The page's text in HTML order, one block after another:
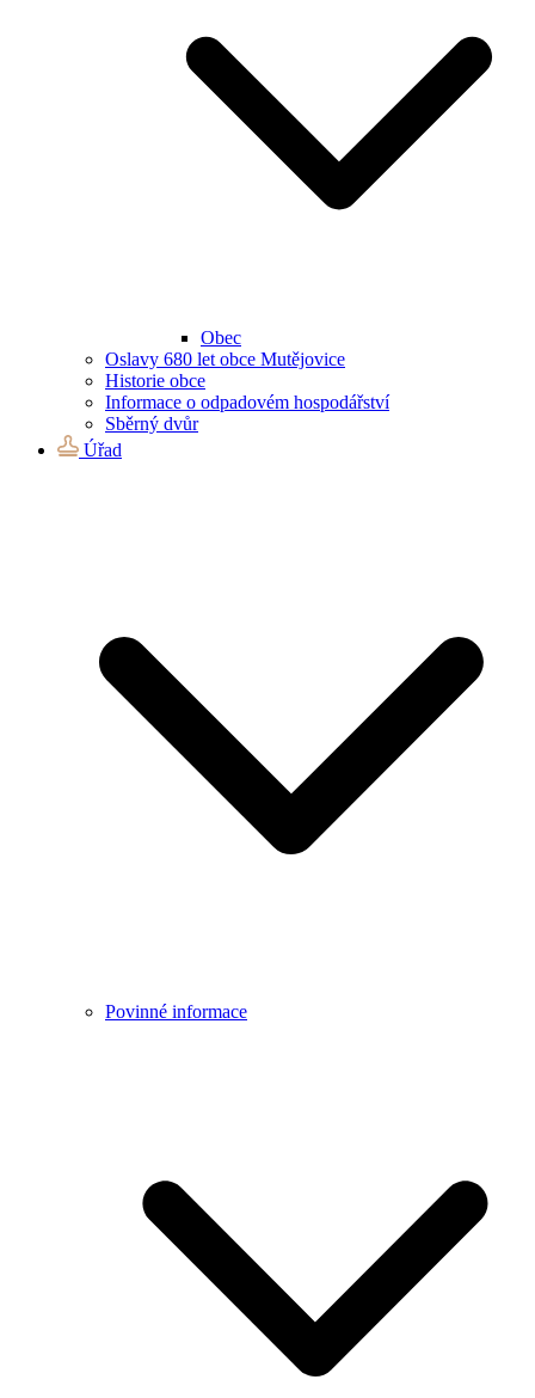
Obec
Oslavy 680 let obce Mutějovice
Historie obce
Informace o odpadovém hospodářství
Sběrný dvůr
Úřad
Povinné informace